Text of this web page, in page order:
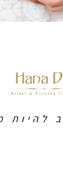
להיות